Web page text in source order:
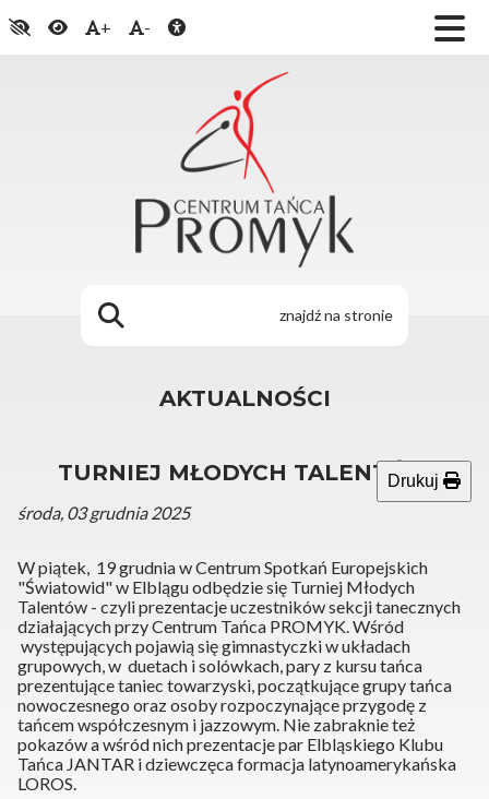
+ -
AKTUALNOŚCI
TURNIEJ MŁODYCH TALENTÓW
środa, 03 grudnia 2025
Drukuj
W piątek, 19 grudnia w Centrum Spotkań Europejskich
"Światowid" w Elblągu odbędzie się Turniej Młodych
Talentów - czyli prezentacje uczestników sekcji tanecznych
działających przy Centrum Tańca PROMYK. Wśród
występujących pojawią się gimnastyczki w układach
grupowych, w duetach i solówkach, pary z kursu tańca
prezentujące taniec towarzyski, początkujące grupy tańca
nowoczesnego oraz osoby rozpoczynające przygodę z
tańcem współczesnym i jazzowym. Nie zabraknie też
pokazów a wśród nich prezentacje par Elbląskiego Klubu
Tańca JANTAR i dziewczęca formacja latynoamerykańska
LOROS.